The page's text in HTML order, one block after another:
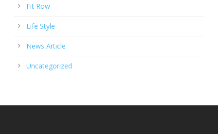
Fit Row
Life Style
News Article
Uncategorized